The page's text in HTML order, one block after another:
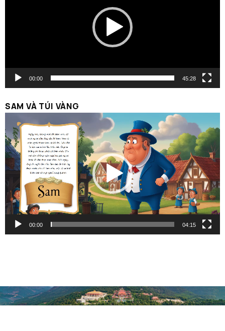
00:00 45:28
SAM VÀ TÚI VÀNG
chơi
Video
00:00 04:15